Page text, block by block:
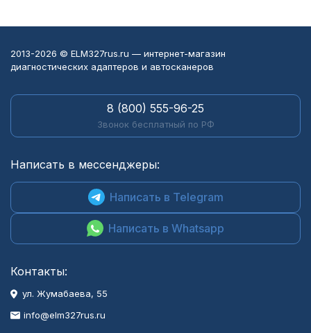
2013-2026 © ELM327rus.ru — интернет-магазин
диагностических адаптеров и автосканеров
8 (800) 555-96-25
Звонок бесплатный по РФ
Написать в мессенджеры:
Написать в Telegram
Написать в Whatsapp
Контакты:
ул. Жумабаева, 55
info@elm327rus.ru